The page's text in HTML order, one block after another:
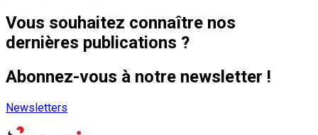
Vous souhaitez connaître nos
dernières publications ?
Abonnez-vous à notre newsletter !
Newsletters